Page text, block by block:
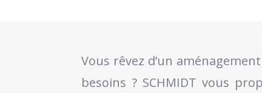
Vous rêvez d’un
besoins ? SCHMIDT vous